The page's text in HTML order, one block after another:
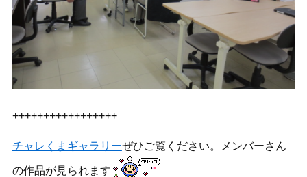
+++++++++++++++++
チャレくまギャラリーぜひご覧ください。メンバーさん
の作品が見られます